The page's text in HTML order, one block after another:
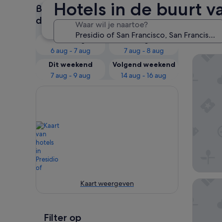
Hotels in de buurt
Waar wil je naartoe?
Bekijk de prijzen voor deze
datums
Vandaag
6 aug - 7 aug
Morgen
7 aug - 8 aug
Dit weekend
7 aug - 9 aug
Volgend weekend
14 aug - 16 aug
Kaart weergeven
Filter op
Geary